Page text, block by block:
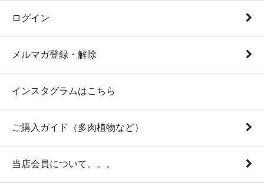
ログイン
メルマガ登録・解除
インスタグラムはこちら
ご購入ガイド（多肉植物など）
当店会員について。。。